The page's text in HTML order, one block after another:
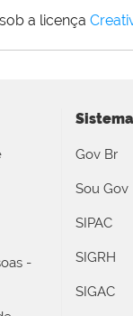
a licença
-
Gov Br
Sou Gov
SIPAC
SIGRH
SIGAC